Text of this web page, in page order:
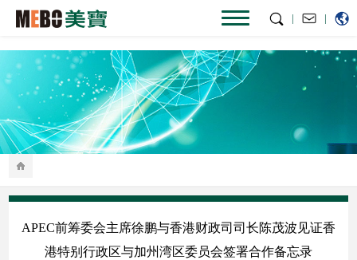
|
|
APEC前筹委会主席徐鹏与香港财政司司长陈茂波见证香
港特别行政区与加州湾区委员会签署合作备忘录